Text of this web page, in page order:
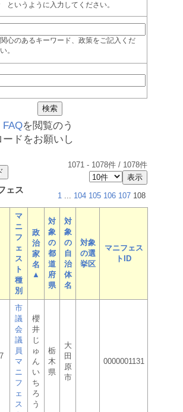
というように入力してください。
心のあるキーワード、政策をご記入くだ
。
FAQを閲覧のう
ードをお願いし
1071 - 1078件 / 1078件
ェス
1 ... 104 105 106 107 108
マ
ニ
フ
ェ
ス
ト
種
別
政
治
家
名
▲
対
象
の
都
道
府
県
対
象
の
自
治
体
名
対象
の選
挙区
マニフェス
トID
市
議
会
議
員
マ
ニ
フ
ェ
ス
櫻
井
じ
ゅ
ん
い
ち
ろ
う
栃
木
県
大
田
原
市
0000001131